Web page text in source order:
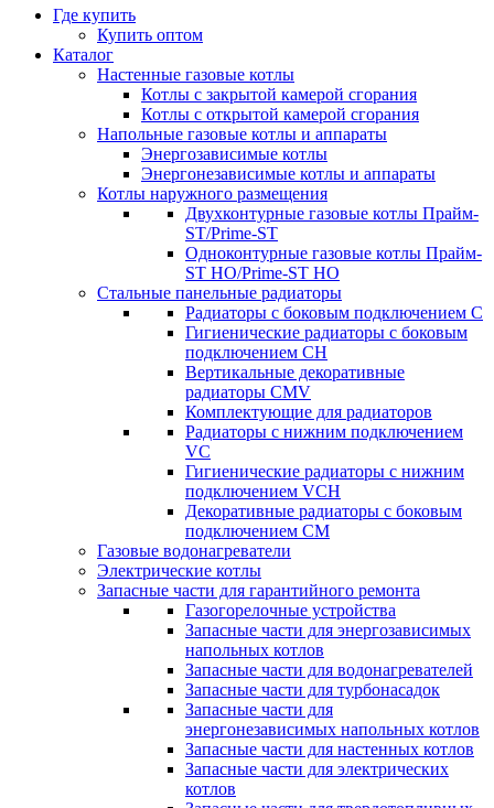
Где купить
Купить оптом
Каталог
Настенные газовые котлы
Котлы с закрытой камерой сгорания
Котлы с открытой камерой сгорания
Напольные газовые котлы и аппараты
Энергозависимые котлы
Энергонезависимые котлы и аппараты
Котлы наружного размещения
Двухконтурные газовые котлы Прайм-
ST/Prime-ST
Одноконтурные газовые котлы Прайм-
ST HO/Prime-ST HO
Стальные панельные радиаторы
Радиаторы c боковым подключением C
Гигиенические радиаторы c боковым
подключением CH
Вертикальные декоративные
радиаторы CMV
Комплектующие для радиаторов
Радиаторы c нижним подключением
VC
Гигиенические радиаторы c нижним
подключением VCH
Декоративные радиаторы с боковым
подключением CM
Газовые водонагреватели
Электрические котлы
Запасные части для гарантийного ремонта
Газогорелочные устройства
Запасные части для энергозависимых
напольных котлов
Запасные части для водонагревателей
Запасные части для турбонасадок
Запасные части для
энергонезависимых напольных котлов
Запасные части для настенных котлов
Запасные части для электрических
котлов